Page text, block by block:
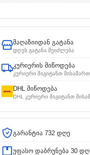
მაღაზიიდან გატანა
დღეს გატანა შეიძლება
კურიერის მიწოდება
კურიერი მიგიტანთ
DHL მიწოდება
DHL კურიერი მიგიტანთ
გარანტია 732 დღე
უფასო დაბრუნება 30